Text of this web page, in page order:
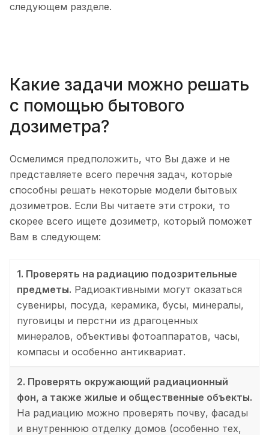
следующем разделе.
Какие задачи можно решать
с помощью бытового
дозиметра?
Осмелимся предположить, что Вы даже и не
представляете всего перечня задач, которые
способны решать некоторые модели бытовых
дозиметров. Если Вы читаете эти строки, то
скорее всего ищете дозиметр, который поможет
Вам в следующем:
1. Проверять на радиацию подозрительные
предметы. Радиоактивными могут оказаться
сувениры, посуда, керамика, бусы, минералы,
пуговицы и перстни из драгоценных
минералов, объективы фотоаппаратов, часы,
компасы и особенно антиквариат.
2. Проверять окружающий радиационный
фон, а также жилые и общественные объекты.
На радиацию можно проверять почву, фасады
и внутреннюю отделку домов (особенно тех,